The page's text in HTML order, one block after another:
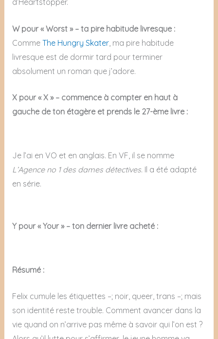
d’Heartstopper.
W pour « Worst » – ta pire habitude livresque :
Comme The Hungry Skater, ma pire habitude
livresque est de dormir tard pour terminer
absolument un roman que j’adore.
X pour « X » – commence à compter en haut à
gauche de ton étagère et prends le 27-ème livre :
Je l’ai en VO et en anglais. En VF, il se nomme
L’Agence no 1 des dames détectives. Il a été adapté
en série.
Y pour « Your » – ton dernier livre acheté :
Résumé :
Felix cumule les étiquettes –; noir, queer, trans –; mais
son identité reste trouble. Comment avancer dans la
vie quand on n’arrive pas même à savoir qui l’on est ?